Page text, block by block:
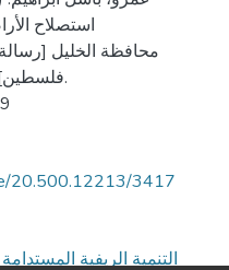
استصلاح
محافظة الخليل
20.500.12213/3417
Sustainable Rural Development التنمية الريفية المستدامة